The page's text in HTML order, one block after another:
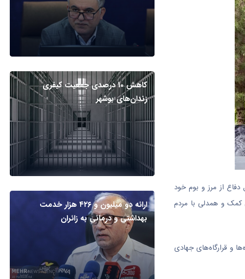
از مرز و بوم خود
کمک و همدلی با مردم
و قرارگاه‌های جهادی
کاهش ۱۰ درصدی جمعیت کیفری
زندان‌های بوشهر
ارائه دو میلیون و ۴۲۶ هزار خدمت
بهداشتی و درمانی به زائران